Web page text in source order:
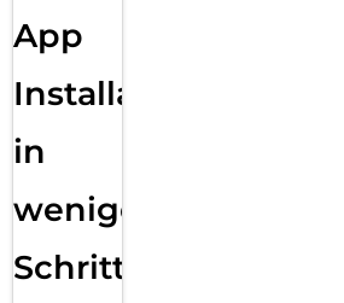
App
Installation
in
wenigen
Schritten